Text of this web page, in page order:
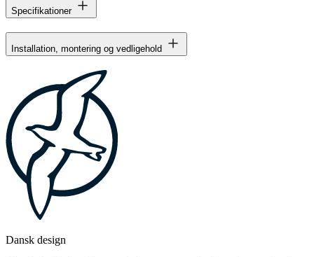
Specifikationer
Installation, montering og vedligehold
Dansk design